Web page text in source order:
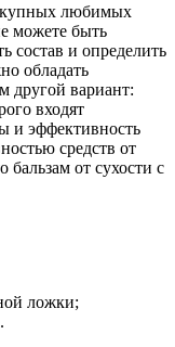
любимых
можете быть
состав и определить
обладать
другой вариант:
входят
и эффективность
средств от
от сухости с
ложки;